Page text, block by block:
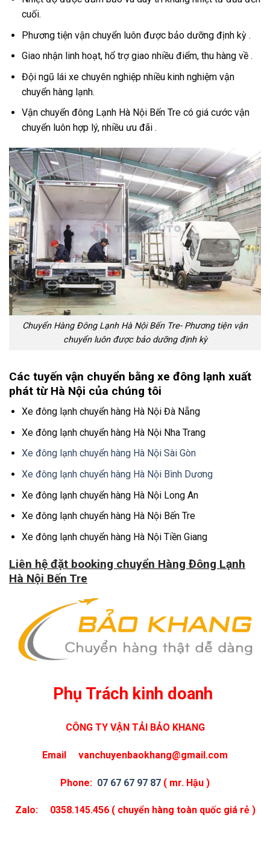
cuối.
Phương tiện vận chuyển luôn được bảo dưỡng định kỳ .
Giao nhận linh hoạt, hổ trợ giao nhiều điểm, thu hàng về .
Đội ngũ lái xe chuyên nghiệp nhiều kinh nghiệm vận
chuyển hàng lạnh.
Vận chuyển đông Lạnh Hà Nội Bến Tre có giá cước vận
chuyển luôn hợp lý, nhiều ưu đãi .
Chuyển Hàng Đông Lạnh Hà Nội Bến Tre- Phương tiện vận
chuyển luôn được bảo dưỡng định kỳ
Các tuyến vận chuyển bằng xe đông lạnh xuất
phát từ Hà Nội của chúng tôi
Xe đông lạnh chuyển hàng Hà Nội Đà Nẵng
Xe đông lạnh chuyển hàng Hà Nội Nha Trang
Xe đông lạnh chuyển hàng Hà Nội Sài Gòn
Xe đông lạnh chuyển hàng Hà Nội Bình Dương
Xe đông lạnh chuyển hàng Hà Nội Long An
Xe đông lạnh chuyển hàng Hà Nội Bến Tre
Xe đông lạnh chuyển hàng Hà Nội Tiền Giang
Liên hệ đặt booking chuyển Hàng Đông Lạnh
Hà Nội Bến Tre
Phụ Trách kinh doanh
CÔNG TY VẬN TẢI BẢO KHANG
Email vanchuyenbaokhang@gmail.com
Phone: 07 67 67 97 87 ( mr. Hậu )
Zalo: 0358.145.456 ( chuyển hàng toàn quốc giá rẻ )